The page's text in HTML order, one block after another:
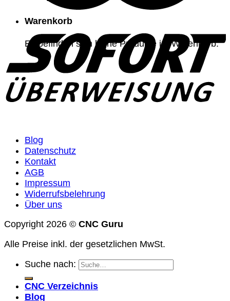
Warenkorb
Es befinden sich keine Produkte im Warenkorb.
Blog
Datenschutz
Kontakt
AGB
Impressum
Widerrufsbelehrung
Über uns
Copyright 2026 © CNC Guru
Alle Preise inkl. der gesetzlichen MwSt.
Suche nach:
CNC Verzeichnis
Blog